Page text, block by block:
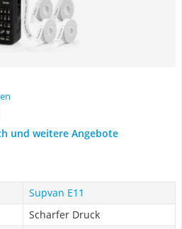
und weitere Angebote
Supvan E11
Scharfer Druck